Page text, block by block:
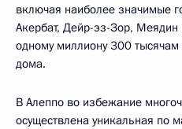
включая наиболее значимые
Акербат, Дейр-эз-Зор,
одному миллиону 300
дома.
В Алеппо во избежание
осуществлена уникальная по